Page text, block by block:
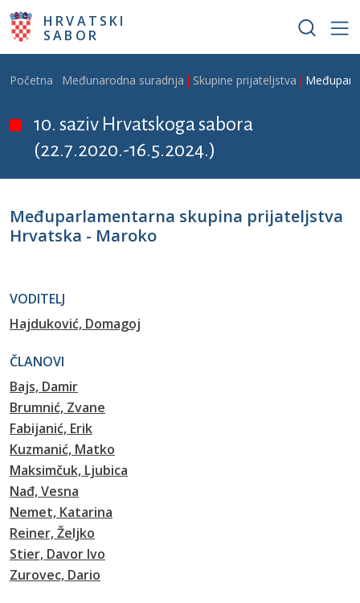
Skoči na glavni sadržaj
HRVATSKI
SABOR
Breadcrumb
Početna Međunarodna suradnja Skupine prijateljstva
10. saziv Hrvatskoga sabora
(22.7.2020.-16.5.2024.)
Međuparlamentarna skupina prijateljstva
Hrvatska - Maroko
VODITELJ
Hajduković, Domagoj
ČLANOVI
Bajs, Damir
Brumnić, Zvane
Fabijanić, Erik
Kuzmanić, Matko
Maksimčuk, Ljubica
Nađ, Vesna
Nemet, Katarina
Reiner, Željko
Stier, Davor Ivo
Zurovec, Dario